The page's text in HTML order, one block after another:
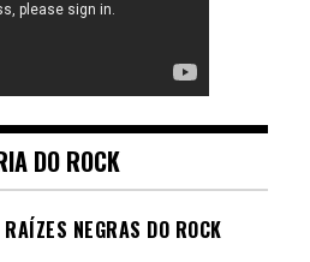
DO ROCK
NEGRAS DO ROCK